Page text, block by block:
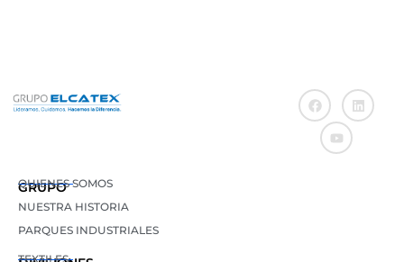
GRUPO
QUIENES SOMOS
NUESTRA HISTORIA
PARQUES INDUSTRIALES
TEXTILES